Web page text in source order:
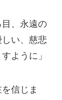
目、永遠の
い、慈悲
ように」
信じま